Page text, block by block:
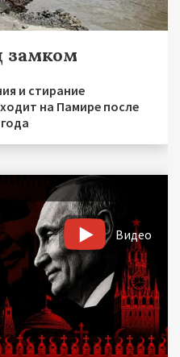
замком
и стирание
на Памире после
Видео